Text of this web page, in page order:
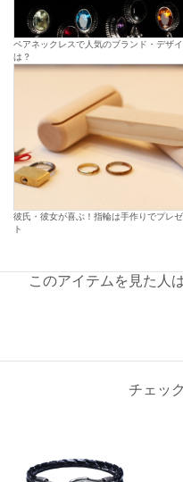
ペアネックレスで人気のブランド・デザ
は？
彼氏・彼女が喜ぶ！指輪は手作りでプレ
ト
このアイテムを見た人
チェッ